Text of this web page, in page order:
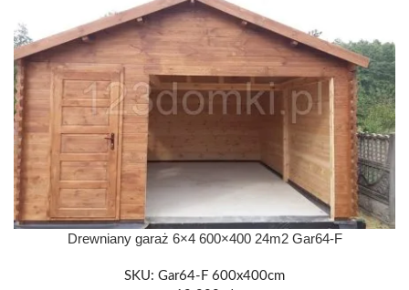
Drewniany garaż 6×4 600×400 24m2 Gar64-F
SKU: Gar64-F 600x400cm